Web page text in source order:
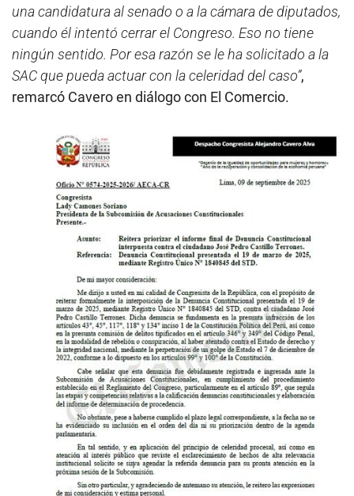
una candidatura al senado o a la cámara de diputados,
cuando él intentó cerrar el Congreso. Eso no tiene
ningún sentido. Por esa razón se le ha solicitado a la
SAC que pueda actuar con la celeridad del caso”,
remarcó Cavero en diálogo con El Comercio.